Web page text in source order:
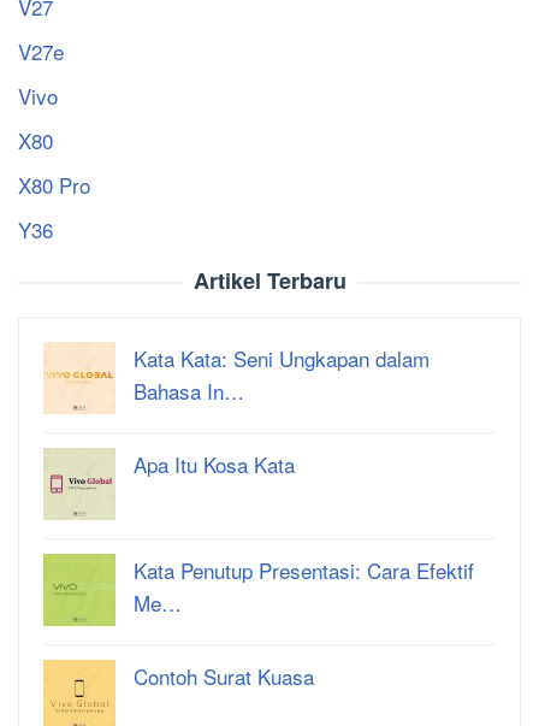
V27
V27e
Vivo
X80
X80 Pro
Y36
Artikel Terbaru
Kata Kata: Seni Ungkapan dalam
Bahasa In…
Apa Itu Kosa Kata
Kata Penutup Presentasi: Cara Efektif
Me…
Contoh Surat Kuasa